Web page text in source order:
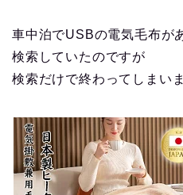
車中泊でUSBの電気毛布が
検索していたのですが
検索だけで終わってしまい